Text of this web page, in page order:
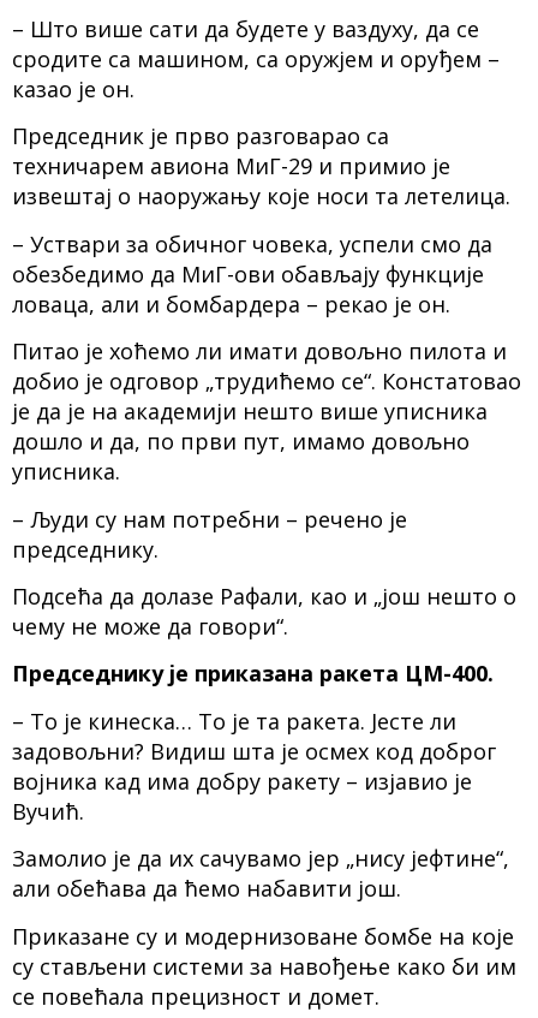
– Што више сати да будете у ваздуху, да се
сродите са машином, са оружјем и оруђем –
казао је он.
Председник је прво разговарао са
техничарем авиона МиГ-29 и примио је
извештај о наоружању које носи та летелица.
– Уствари за обичног човека, успели смо да
обезбедимо да МиГ-ови обављају функције
ловаца, али и бомбардера – рекао је он.
Питао је хоћемо ли имати довољно пилота и
добио је одговор „трудићемо се“. Констатовао
је да је на академији нешто више уписника
дошло и да, по први пут, имамо довољно
уписника.
– Људи су нам потребни – речено је
председнику.
Подсећа да долазе Рафали, као и „још нешто о
чему не може да говори“.
Председнику је приказана ракета ЦМ-400.
– То је кинеска… То је та ракета. Јесте ли
задовољни? Видиш шта је осмех код доброг
војника кад има добру ракету – изјавио је
Вучић.
Замолио је да их сачувамо јер „нису јефтине“,
али обећава да ћемо набавити још.
Приказане су и модернизоване бомбе на које
су стављени системи за навођење како би им
се повећала прецизност и домет.